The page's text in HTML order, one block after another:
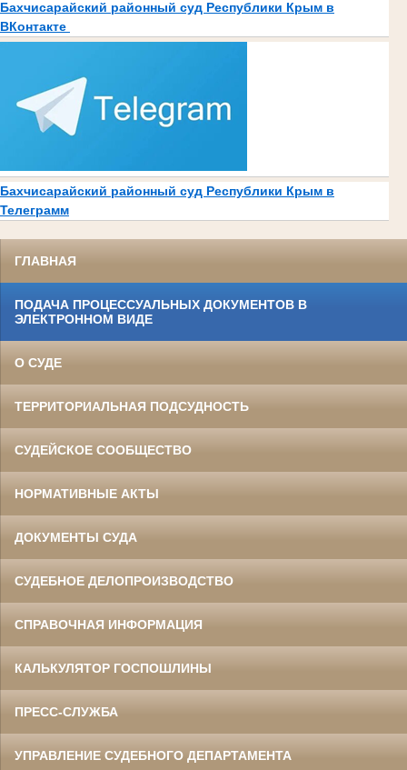
Бахчисарайский районный суд Республики Крым в
ВКонтакте
Бахчисарайский районный суд Республики Крым в
Телеграмм
ГЛАВНАЯ
ПОДАЧА ПРОЦЕССУАЛЬНЫХ ДОКУМЕНТОВ В
ЭЛЕКТРОННОМ ВИДЕ
О СУДЕ
ТЕРРИТОРИАЛЬНАЯ ПОДСУДНОСТЬ
СУДЕЙСКОЕ СООБЩЕСТВО
НОРМАТИВНЫЕ АКТЫ
ДОКУМЕНТЫ СУДА
СУДЕБНОЕ ДЕЛОПРОИЗВОДСТВО
СПРАВОЧНАЯ ИНФОРМАЦИЯ
КАЛЬКУЛЯТОР ГОСПОШЛИНЫ
ПРЕСС-СЛУЖБА
УПРАВЛЕНИЕ СУДЕБНОГО ДЕПАРТАМЕНТА